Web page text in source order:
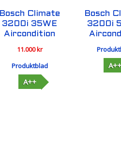
Bosch Climate
3200i 35WE
Aircondition
11.000kr
Produktblad
A++
Bosch
3200i
A++